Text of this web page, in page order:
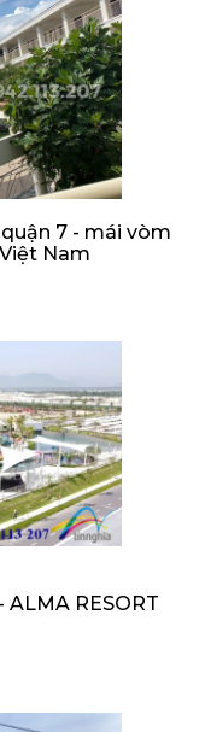
7 - mái vòm
Nam
RESORT